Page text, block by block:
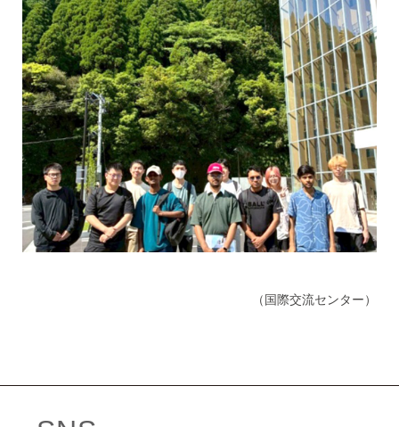
（国際交流センター）